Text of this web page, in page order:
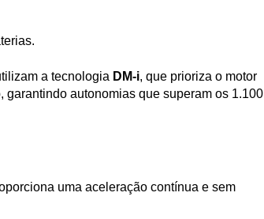
a tecnologia DM-i, que prioriza o motor
autonomias que superam os 1.100
uma aceleração contínua e sem